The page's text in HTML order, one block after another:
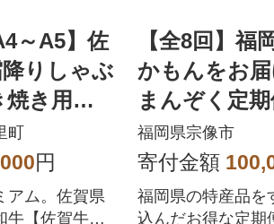
～A5】佐
りしゃぶ
き用
吉野ヶ
町
円
アム。佐賀県
牛【佐賀牛】
【全8回】福
かもんをお
まんぞく定
たるの里】
福岡県宗像市
寄付金額
福岡県の特産品を
込んだお得な定期